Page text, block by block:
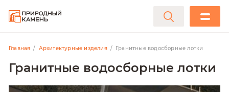
Главная Архитектурные изделия Гранитные водосборные лотки
Гранитные водосборные лотки